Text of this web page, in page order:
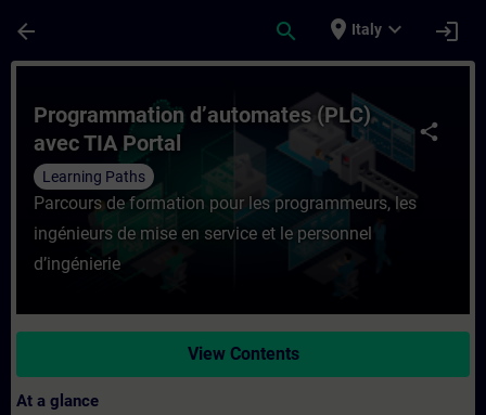
arrow_back search place Italy expand_more login
share
Programmation d’automates (PLC)
avec TIA Portal
Learning Paths
Parcours de formation pour les programmeurs, les
ingénieurs de mise en service et le personnel
d’ingénierie
View Contents
At a glance